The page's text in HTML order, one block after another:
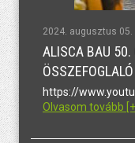
2024. augusztus 05.
ALISCA BAU 50.
ÖSSZEFOGLALÓ
https://
Olvasom tovább